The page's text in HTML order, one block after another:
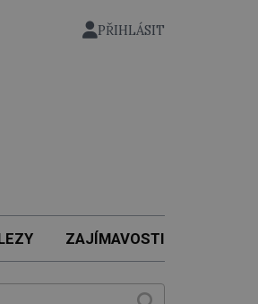
kanál La Manche. Zabralo jí to
PŘIHLÁSIT
ZAJÍMAVOSTI